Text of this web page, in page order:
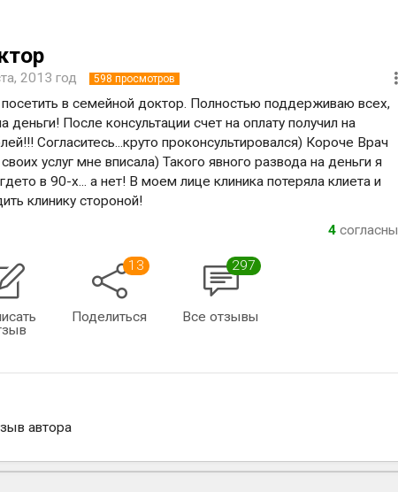
2013 год 598 просмотров
в семейной доктор. Полностью поддерживаю всех,
деньги! После консультации счет на оплату получил на
Согласитесь...круто проконсультировался) Короче Врач
услуг мне вписала) Такого явного развода на деньги я
в 90-х... а нет! В моем лице клиника потеряла клиета и
клинику стороной!
4согласны
13
Поделиться
297
Все отзывы
автора